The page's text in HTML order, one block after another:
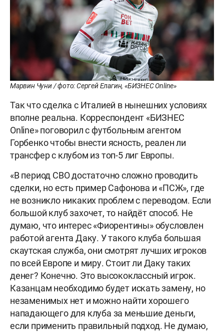
Марвин Чуни / фото: Сергей Елагин, «БИЗНЕС Online»
Так что сделка с Италией в нынешних условиях
вполне реальна. Корреспондент «БИЗНЕС
Online» поговорил с футбольным агентом
Горбенко чтобы внести ясность, реален ли
трансфер с клубом из топ-5 лиг Европы.
«В период СВО достаточно сложно проводить
сделки, но есть пример Сафонова и «ПСЖ», где
не возникло никаких проблем с переводом. Если
большой клуб захочет, то найдёт способ. Не
думаю, что интерес «Фиорентины» обусловлен
работой агента Даку. У такого клуба большая
скаутская служба, они смотрят лучших игроков
по всей Европе и миру. Стоит ли Даку таких
денег? Конечно. Это высококлассный игрок.
Казанцам необходимо будет искать замену, но
незаменимых нет и можно найти хорошего
нападающего для клуба за меньшие деньги,
если применить правильный подход. Не думаю,